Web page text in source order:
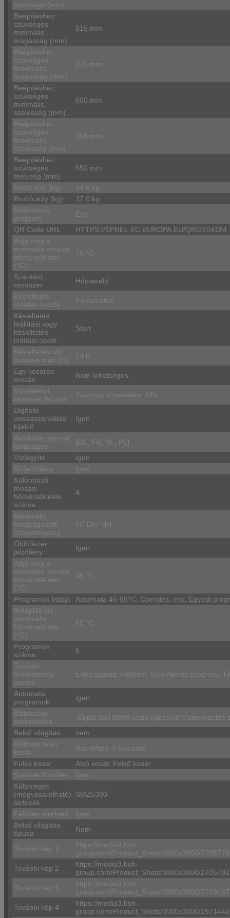
mélysége (mm)
Beépítéshez
szükséges
minimális
magasság (mm)
815 mm
Beépítéshez
szükséges
maximális
magasság (mm)
875 mm
Beépítéshez
szükséges
minimális
szélesség (mm)
600 mm
Beépítéshez
szükséges
maximális
szélesség (mm)
608 mm
Beépítéshez
szükséges
mélység (mm)
550 mm
Nettó súly (kg)
34.6 kg
Bruttó súly (kg)
37.0 kg
Referencia
program
Eco
QR Code URL
HTTPS://EPREL.EC.EUROPA.EU/QR/2204184
Adja meg a
minimális mosási
hőmérsékletet
(°C)
70 °C
Szárítási
rendszer
Hőcserélő
Késleltetés
indítási opciók
Folyamatos
Késleltetés
leállítási vagy
késleltetés
indítási opció
Start
Késleltetési idő
indítása max. (h)
24 h
Egy kosaras
mosás
Nem lehetséges
Vízvédelmi
rendszer leírása
3-szoros vízvédelem 24h
Digitális
visszaszámlálás
kijelző
Igen
Available manual
languages
[DE, FR, NL, PL]
Vízlágyító
Igen
Só jelzőfény
Igen
Különböző
mosási
hőmérsékletek
száma
4
Maximális
megengedett
vízkeménység
50°DH °dH
Öblítőszer
jelzőfény
Igen
Adja meg a
minimális mosási
hőmérsékletet
(°C)
45 °C
Programok listája
Automata 45-65°C, Csendes, eco, Egyedi
Betáplált víz
maximális
hőmérséklete
(°C)
60 °C
Programok
száma
6
További
működtetési
opciók
Extra száraz, Féltöltet, Gép Ápolás program,
Automata
programok
Igen
Biztonsági
berendezés
;Dupla falú tömlő;Úszó kapcsoló;Vízbevezetés
Belső világítás
nem
Állítható felső
kosár
RackMatic 3-fokozatú
Füles kosár
Alsó kosár, Felső kosár
Szoftver frissítés
Igen
Különleges
(megvásárolható)
tartozék
SMZ5300
Féltöltet elérhető
Igen
Belső világítás
típusa
Nem
További kép 1
https://media3.bsh-
group.com/Product_Shots/3000x3000/
További kép 2
https://media3.bsh-
group.com/Product_Shots/3000x3000/
További kép 3
https://media3.bsh-
group.com/Product_Shots/3000x3000/
További kép 4
https://media3.bsh-
group.com/Product_Shots/3000x3000/